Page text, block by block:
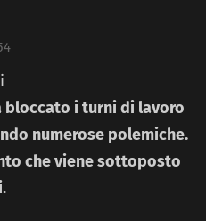
bloccato i turni di lavoro
numerose polemiche.
che viene sottoposto